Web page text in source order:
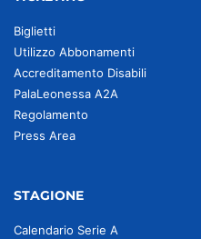
Biglietti
Utilizzo Abbonamenti
Accreditamento Disabili
PalaLeonessa A2A
Regolamento
Press Area
STAGIONE
Calendario Serie A